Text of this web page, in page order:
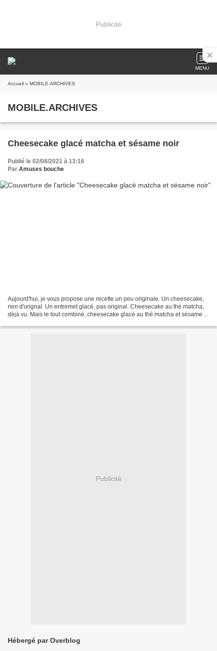
Publicité
MENU
Accueil » MOBILE.ARCHIVES
MOBILE.ARCHIVES
Cheesecake glacé matcha et sésame noir
Publié le 02/08/2021 à 13:16
Par Amuses bouche
Aujourd'hui, je vous propose une recette un peu originale. Un cheesecake,
rien d'orignal. Un entremet glacé, pas original. Cheesecake au thé matcha,
déjà vu. Mais le tout combiné, cheesecake glacé au thé matcha et sésame
Publicité
Hébergé par Overblog